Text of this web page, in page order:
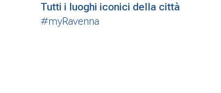
Tutti i luoghi iconici della città
#myRavenna